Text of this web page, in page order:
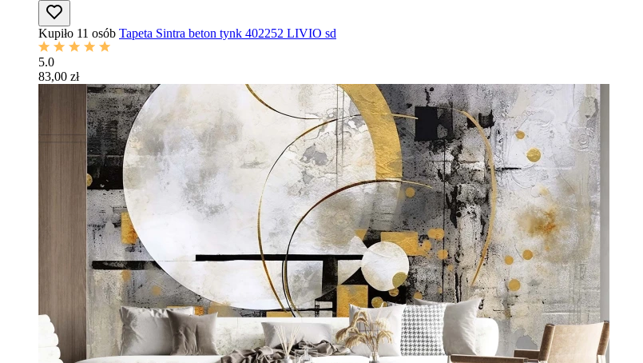
Kupiło 11 osób Tapeta Sintra beton tynk 402252 LIVIO sd
5.0
83,00 zł